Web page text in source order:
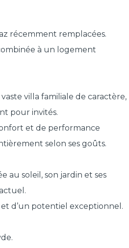
récemment remplacées.
à un logement
villa familiale de caractère,
pour invités.
et de performance
selon ses goûts.
au soleil, son jardin et ses
et d’un potentiel exceptionnel.